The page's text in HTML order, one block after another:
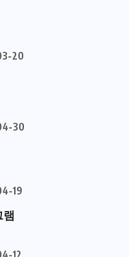
20
30
19
램
12